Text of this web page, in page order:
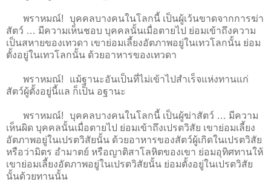
พราหมณ์! บุคคลบางคนในโลกนี้ เป็นผู้เว้นขาดจากการฆ่า
สัตว์ … มีความเห็นชอบ บุคคลนั้นเมื่อตายไป ย่อมเข้าถึงความ
เป็นสหายของเทวดา เขาย่อมเลี้ยงอัตภาพอยู่ในเทวโลกนั้น ย่อม
ตั้งอยู่ในเทวโลกนั้น ด้วยอาหารของเทวดา
พราหมณ์! แม้ฐานะอันเป็นที่ไม่เข้าไปสำเร็จแห่งทานแก่
สัตว์ผู้ตั้งอยู่นี้แล ก็เป็น อฐานะ
พราหมณ์! บุคคลบางคนในโลกนี้ เป็นผู้ฆ่าสัตว์ … มีความ
เห็นผิด บุคคลนั้นเมื่อตายไป ย่อมเข้าถึงเปรตวิสัย เขาย่อมเลี้ยง
อัตภาพอยู่ในเปรตวิสัยนั้น ด้วยอาหารของสัตว์ผู้เกิดในเปรตวิสัย
หรือว่ามิตร อำมาตย์ หรือญาติสาโลหิตของเขา ย่อมอุทิศทานให้
เขาย่อมเลี้ยงอัตภาพอยู่ในเปรตวิสัยนั้น ย่อมตั้งอยู่ในเปรตวิสัย
นั้นด้วยทานนั้น